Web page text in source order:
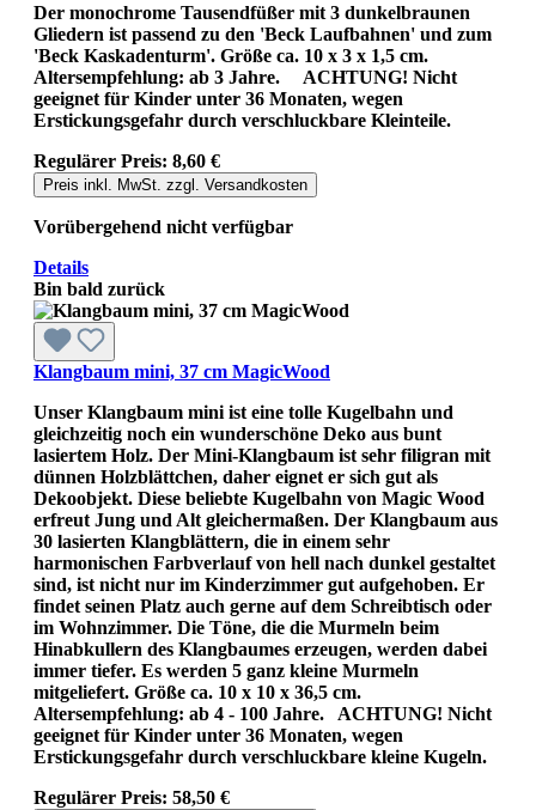
Der monochrome Tausendfüßer mit 3 dunkelbraunen
Gliedern ist passend zu den 'Beck Laufbahnen' und zum
'Beck Kaskadenturm'. Größe ca. 10 x 3 x 1,5 cm.
Altersempfehlung: ab 3 Jahre. ACHTUNG! Nicht
geeignet für Kinder unter 36 Monaten, wegen
Erstickungsgefahr durch verschluckbare Kleinteile.
Regulärer Preis: 8,60 €
Preis inkl. MwSt. zzgl. Versandkosten
Vorübergehend nicht verfügbar
Details
Bin bald zurück
Klangbaum mini, 37 cm MagicWood
Unser Klangbaum mini ist eine tolle Kugelbahn und
gleichzeitig noch ein wunderschöne Deko aus bunt
lasiertem Holz. Der Mini-Klangbaum ist sehr filigran mit
dünnen Holzblättchen, daher eignet er sich gut als
Dekoobjekt. Diese beliebte Kugelbahn von Magic Wood
erfreut Jung und Alt gleichermaßen. Der Klangbaum aus
30 lasierten Klangblättern, die in einem sehr
harmonischen Farbverlauf von hell nach dunkel gestaltet
sind, ist nicht nur im Kinderzimmer gut aufgehoben. Er
findet seinen Platz auch gerne auf dem Schreibtisch oder
im Wohnzimmer. Die Töne, die die Murmeln beim
Hinabkullern des Klangbaumes erzeugen, werden dabei
immer tiefer. Es werden 5 ganz kleine Murmeln
mitgeliefert. Größe ca. 10 x 10 x 36,5 cm.
Altersempfehlung: ab 4 - 100 Jahre. ACHTUNG! Nicht
geeignet für Kinder unter 36 Monaten, wegen
Erstickungsgefahr durch verschluckbare kleine Kugeln.
Regulärer Preis: 58,50 €